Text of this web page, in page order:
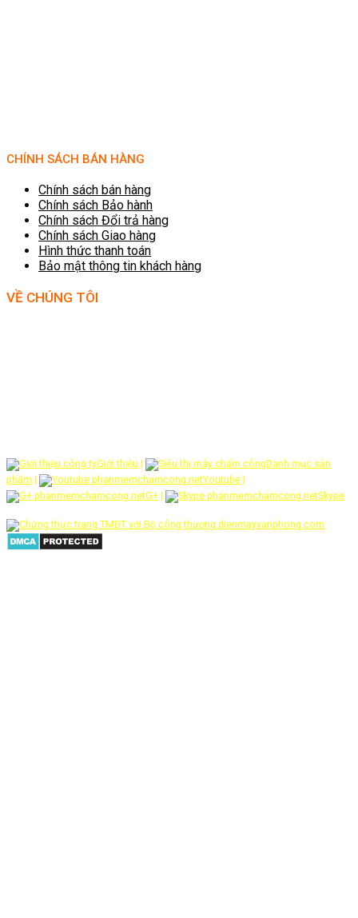
CHÍNH SÁCH BÁN HÀNG
Chính sách bán hàng
Chính sách Bảo hành
Chính sách Đổi trả hàng
Chính sách Giao hàng
Hình thức thanh toán
Bảo mật thông tin khách hàng
VỀ CHÚNG TÔI
Giới thiệu
Danh mục sản
phẩm
Youtube
G+
Skype